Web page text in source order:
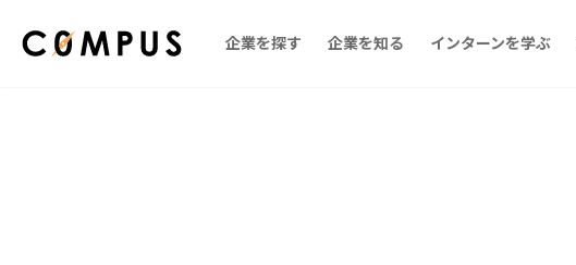
企業を探す 企業を知る インターンを学ぶ